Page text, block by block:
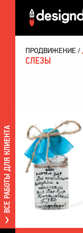
ВСЕ РАБОТЫ ДЛЯ КЛИЕНТА
ПРОДВИЖЕНИЕ
СЛЕЗЫ